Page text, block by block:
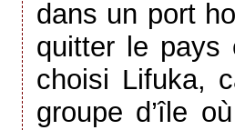
dans un port
quitter le pays
choisi Lifuka,
groupe d’île